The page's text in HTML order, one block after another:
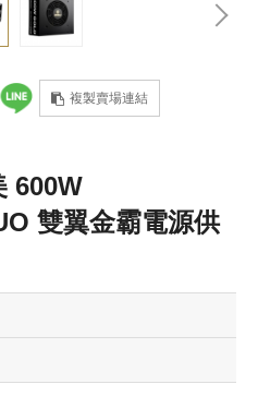
複製賣場連結
600W
雙翼金霸電源供